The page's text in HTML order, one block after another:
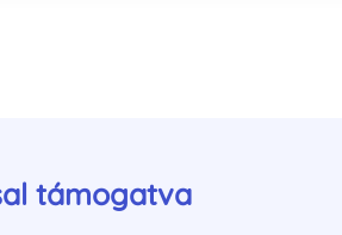
támogatva